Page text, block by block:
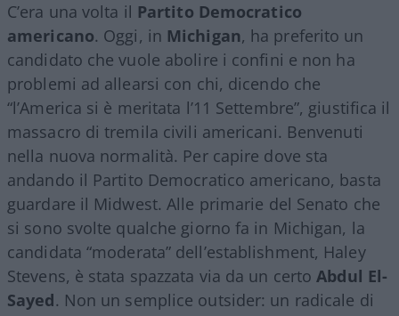
C’era una volta il Partito Democratico
americano. Oggi, in Michigan, ha preferito un
candidato che vuole abolire i confini e non ha
problemi ad allearsi con chi, dicendo che
“l’America si è meritata l’11 Settembre”, giustifica il
massacro di tremila civili americani. Benvenuti
nella nuova normalità. Per capire dove sta
andando il Partito Democratico americano, basta
guardare il Midwest. Alle primarie del Senato che
si sono svolte qualche giorno fa in Michigan, la
candidata “moderata” dell’establishment, Haley
Stevens, è stata spazzata via da un certoAbdul El-
Sayed. Non un semplice outsider: un radicale di